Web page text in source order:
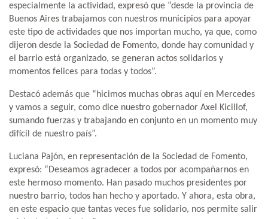
especialmente la actividad, expresó que “desde la provincia de
Buenos Aires trabajamos con nuestros municipios para apoyar
este tipo de actividades que nos importan mucho, ya que, como
dijeron desde la Sociedad de Fomento, donde hay comunidad y
el barrio está organizado, se generan actos solidarios y
momentos felices para todas y todos”.
Destacó además que “hicimos muchas obras aquí en Mercedes
y vamos a seguir, como dice nuestro gobernador Axel Kicillof,
sumando fuerzas y trabajando en conjunto en un momento muy
difícil de nuestro país”.
Luciana Pajón, en representación de la Sociedad de Fomento,
expresó: “Deseamos agradecer a todos por acompañarnos en
este hermoso momento. Han pasado muchos presidentes por
nuestro barrio, todos han hecho y aportado. Y ahora, esta obra,
en este espacio que tantas veces fue solidario, nos permite salir